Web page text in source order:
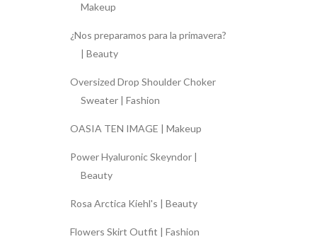
Makeup
¿Nos preparamos para la primavera?
| Beauty
Oversized Drop Shoulder Choker
Sweater | Fashion
OASIA TEN IMAGE | Makeup
Power Hyaluronic Skeyndor |
Beauty
Rosa Arctica Kiehl's | Beauty
Flowers Skirt Outfit | Fashion